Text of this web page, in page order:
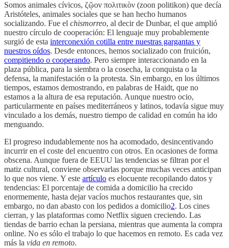
Somos animales cívicos, ζῷον πολιτικὸν (zoon politikon) que decía
Aristóteles, animales sociales que se han hecho humanos
socializando. Fue el chismorreo, al decir de Dunbar, el que amplió
nuestro círculo de cooperación: El lenguaje muy probablemente
surgió de esta interconexión cotilla entre nuestras gargantas y
nuestros oídos. Desde entonces, hemos socializado con fruición,
compitiendo o cooperando. Pero siempre interaccionando en la
plaza pública, para la siembra o la cosecha, la conquista o la
defensa, la manifestación o la protesta. Sin embargo, en los últimos
tiempos, estamos demostrando, en palabras de Haidt, que no
estamos a la altura de esa reputación. Aunque nuestro ocio,
particularmente en países mediterráneos y latinos, todavía sigue muy
vinculado a los demás, nuestro tiempo de calidad en común ha ido
menguando.
El progreso indudablemente nos ha acomodado, desincentivando
incurrir en el coste del encuentro con otros. En ocasiones de forma
obscena. Aunque fuera de EEUU las tendencias se filtran por el
matiz cultural, conviene observarlas porque muchas veces anticipan
lo que nos viene. Y este artículo es elocuente recopilando datos y
tendencias: El porcentaje de comida a domicilio ha crecido
enormemente, hasta dejar vacíos muchos restaurantes que, sin
embargo, no dan abasto con los pedidos a domicilio2. Los cines
cierran, y las plataformas como Netflix siguen creciendo. Las
tiendas de barrio echan la persiana, mientras que aumenta la compra
online. No es sólo el trabajo lo que hacemos en remoto. Es cada vez
más la vida en remoto.